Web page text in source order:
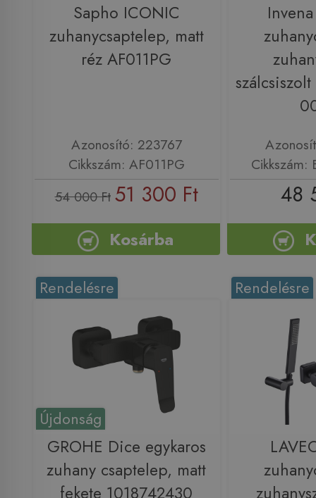
Sapho ICONIC
zuhanycsaptelep, matt
réz AF011PG
Azonosító: 223767
Cikkszám: AF011PG
54 000 Ft 51 300 Ft
Kosárba
48
Újdonság
Rendelésre
GROHE Dice egykaros
zuhany csaptelep, matt
fekete 1018742430
Rendelésre